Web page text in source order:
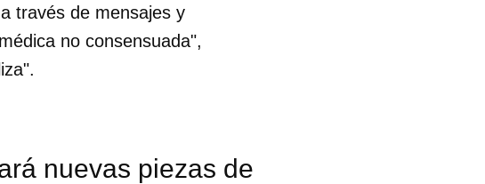
CANCELAR
través de mensajes y
no consensuada",
nuevas piezas de